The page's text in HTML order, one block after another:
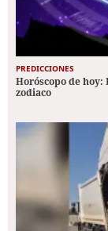
PREDICCIONES
Horóscopo de hoy:
zodiaco